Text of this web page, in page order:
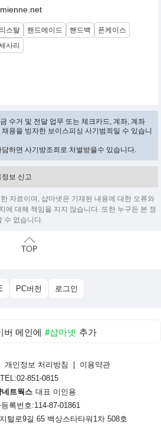
스탈 핸드메이드 핸드백
폰케이스
사리
수거 및 전달 업무 또는 체크카드, 계좌, 계좌
용을 빙자한 보이스피싱 사기범죄일 수 있습니
하면 사기방조죄로 처벌받을수 있습니다.
보 신고
자료이며, 샵마넷은 기재된 내용에 대한 오류와
에 대해 책임을 지지 않습니다. 또한 누구든 본 정
수 없습니다.
PC버전 로그인
버 메인에 #샵마넷 추가
개인정보 처리방침
이용약관
TEL:02-851-0815
네트웍스 대표 이인용
록번호:114-87-01861
털로9길 65 백상스타타워1차 508호